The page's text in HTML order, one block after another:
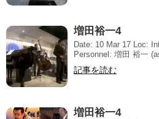
増田裕一4
Date: 10 Mar 17 Loc:
Personnel: 増田 裕一
記事を読む
増田裕一4